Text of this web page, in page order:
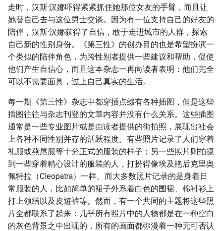
走时，汉斯·汉娜吓得紧紧抓住她那位女友的手臂，而且让
她替自己去与这位男士交谈。因为有一位支持自己的好友的
陪伴，汉斯·汉娜获得了自信，敢于走进城市的人群，探索
自己新的性别身份。《第三性》的创办目的也是希望扮演一
个类似的陪伴角色，为跨性别者提供一些建议和帮助，促使
他们产生自信心，而且这本杂志一再向读者表明：他们完全
可以不需要面具，过上自己真实的生活。
每一期《第三性》杂志中都穿插点缀有各种插图，但是这些
插图往往与杂志刊登的文章内容并没有什么关系。这些插图
通常是一些专业图片或是由读者提供的街拍照，展现出社会
上各种不同性别并存的活跃程度。有些照片记录了人们穿着
礼服或燕尾服等十分正式的服装的样子；另一些照片则拍摄
到一些穿着精心设计的服装的人，打扮得像埃及艳后克里奥
佩特拉（Cleopatra）一样。而大多数照片记录的是身着日
常服装的人，比如简单的裙子外系着白色的围裙、棉衬衫上
打上领结以及皮短裤等。然而，有一个共同的主题将这些照
片全都联系了起来：几乎所有照片中的人物都是在一种空白
的灰色背景之中出现的，所有的画面都弥漫着一种无可否认